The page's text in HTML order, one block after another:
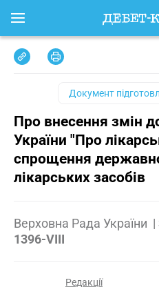
Документ
Про внесення змін
України "Про
спрощення
лікарських засобів
Верховна Рада України |
1396-VIII
Редакції